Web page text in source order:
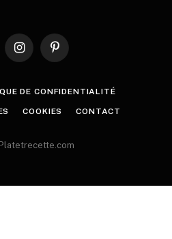
InstagramPinterest
DE CONFIDENTIALITÉ
COOKIES CONTACT